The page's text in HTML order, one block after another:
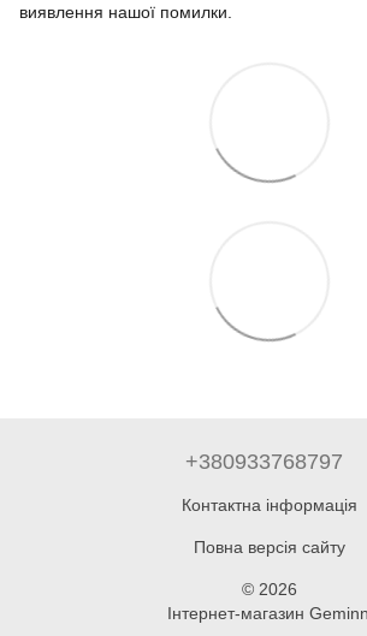
виявлення нашої помилки.
+380933768797
Контактна інформація
Повна версія сайту
© 2026
Інтернет-магазин